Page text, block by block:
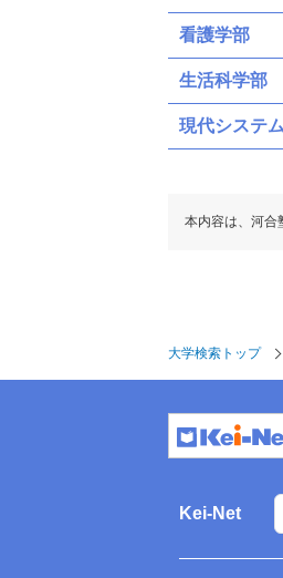
看護学部
生活科学部
現代システ
本内容は、河合
大学検索トップ
Kei-Net